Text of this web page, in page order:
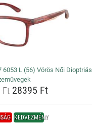
6053 L (56) Vörös Női Dioptriás
Ft28395 Ft
KEDVEZMÉNY